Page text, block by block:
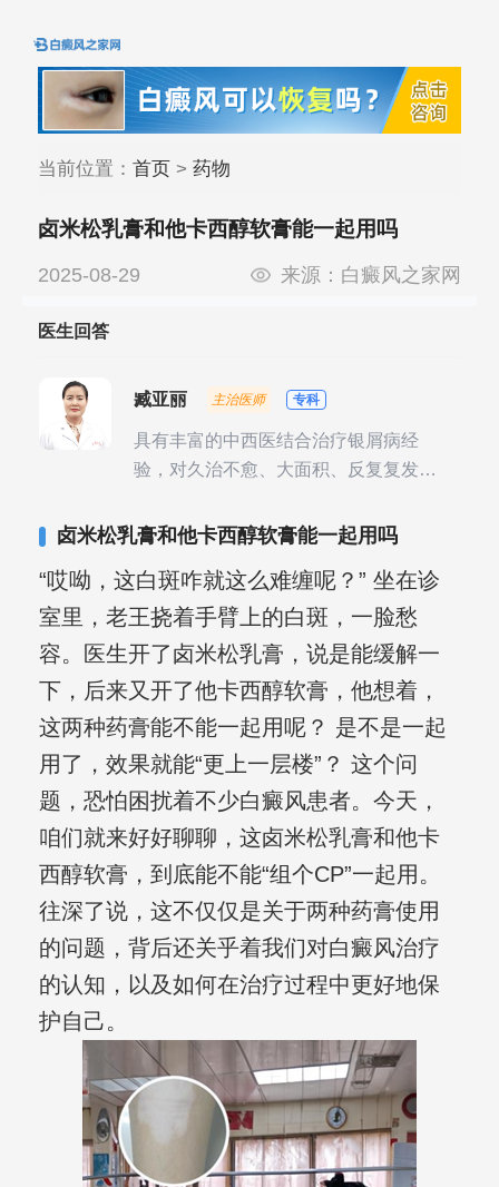
当前位置： 首页> 药物
卤米松乳膏和他卡西醇软膏能一起用吗
2025-08-29 来源： 白癜风之家网
医生回答
臧亚丽 主治医师 专科
具有丰富的中西医结合治疗银屑病经
验，对久治不愈、大面积、反复复发性
卤米松乳膏和他卡西醇软膏能一起用吗
“哎呦，这白斑咋就这么难缠呢？” 坐在诊
室里，老王挠着手臂上的白斑，一脸愁
容。医生开了卤米松乳膏，说是能缓解一
下，后来又开了他卡西醇软膏，他想着，
这两种药膏能不能一起用呢？ 是不是一起
用了，效果就能“更上一层楼”？ 这个问
题，恐怕困扰着不少白癜风患者。今天，
咱们就来好好聊聊，这卤米松乳膏和他卡
西醇软膏，到底能不能“组个CP”一起用。
往深了说，这不仅仅是关于两种药膏使用
的问题，背后还关乎着我们对白癜风治疗
的认知，以及如何在治疗过程中更好地保
护自己。